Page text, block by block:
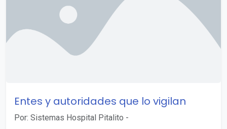
Entes y autoridades que lo vigilan
Por: Sistemas Hospital Pitalito -